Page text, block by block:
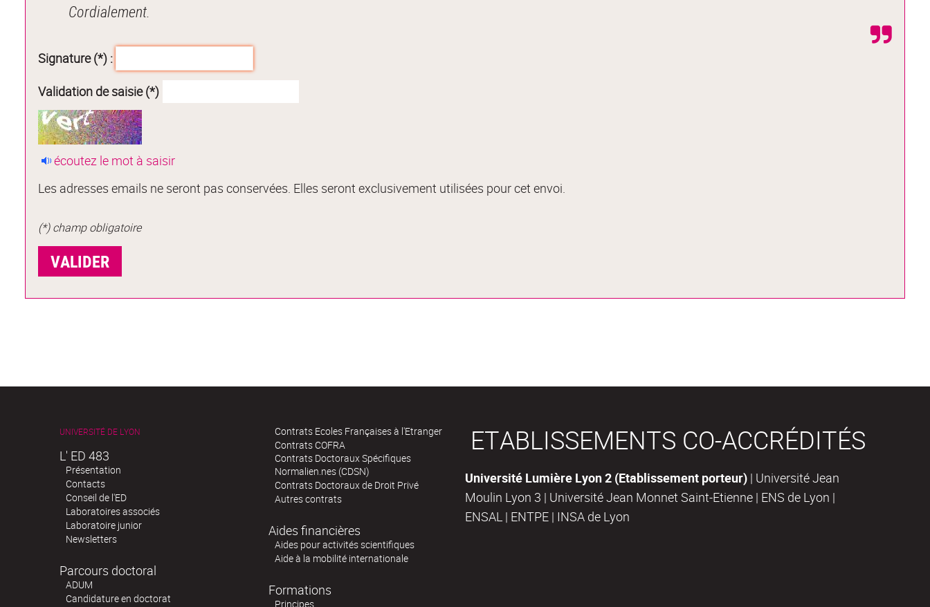
Cordialement.
Signature (*) :
Validation de saisie (*)
écoutez le mot à saisir
Les adresses emails ne seront pas conservées. Elles seront exclusivement utilisées pour cet envoi.
(*) champ obligatoire
UNIVERSITÉ DE LYON
L' ED 483
Présentation
Contacts
Conseil de l'ED
Laboratoires associés
Laboratoire junior
Newsletters
Parcours doctoral
ADUM
Candidature en doctorat
Contrats Ecoles Françaises à l'Etranger
Contrats COFRA
Contrats Doctoraux Spécifiques
Normalien.nes (CDSN)
Contrats Doctoraux de Droit Privé
Autres contrats
Aides financières
Aides pour activités scientifiques
Aide à la mobilité internationale
Formations
Principes
ETABLISSEMENTS CO-ACCRÉDITÉS
Université Lumière Lyon 2 (Etablissement porteur) | Université Jean
Moulin Lyon 3 | Université Jean Monnet Saint-Etienne | ENS de Lyon |
ENSAL | ENTPE | INSA de Lyon